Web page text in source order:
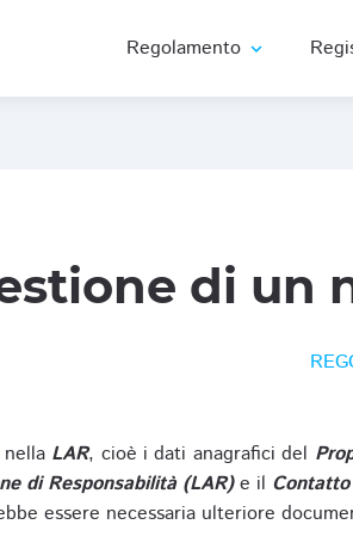
Regolamento expand_more
di un
LAR, cioè i dati anagrafici del
di Responsabilità (LAR)e il
essere necessaria ulteriore